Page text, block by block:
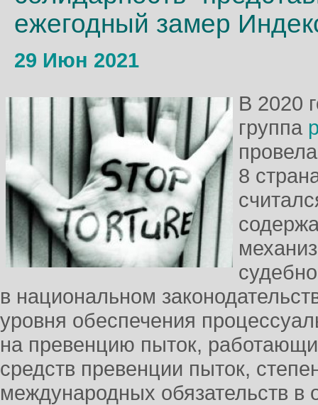
ежегодный замер
29 Июн 2021
В 2020
группа
8
в национальном
уровня обеспечения
на превенцию пыток,
средств превенции пыток,
международных обязательств в